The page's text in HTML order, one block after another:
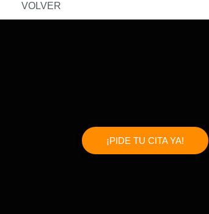
VOLVER
¡PIDE TU CITA YA!